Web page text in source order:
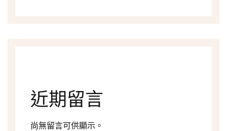
近期留言
尚無留言可供顯示。